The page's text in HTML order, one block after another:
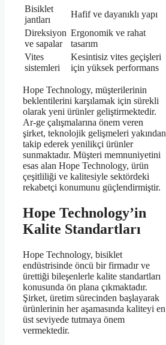
Bisiklet
jantları
Hafif ve dayanıklı yapı
Direksiyon
ve sapalar
Ergonomik ve rahat
tasarım
Vites
sistemleri
Kesintisiz vites geçişleri
için yüksek performans
Hope Technology, müşterilerinin
beklentilerini karşılamak için sürekli
olarak yeni ürünler geliştirmektedir.
Ar-ge çalışmalarına önem veren
şirket, teknolojik gelişmeleri yakından
takip ederek yenilikçi ürünler
sunmaktadır. Müşteri memnuniyetini
esas alan Hope Technology, ürün
çeşitliliği ve kalitesiyle sektördeki
rekabetçi konumunu güçlendirmiştir.
Hope Technology’in
Kalite Standartları
Hope Technology, bisiklet
endüstrisinde öncü bir firmadır ve
ürettiği bileşenlerle kalite standartları
konusunda ön plana çıkmaktadır.
Şirket, üretim sürecinden başlayarak
ürünlerinin her aşamasında kaliteyi en
üst seviyede tutmaya önem
vermektedir.